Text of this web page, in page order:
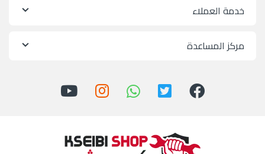
خدمة العملاء
مركز المساعدة